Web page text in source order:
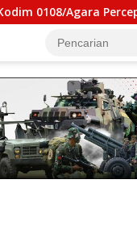
Agara Percepat